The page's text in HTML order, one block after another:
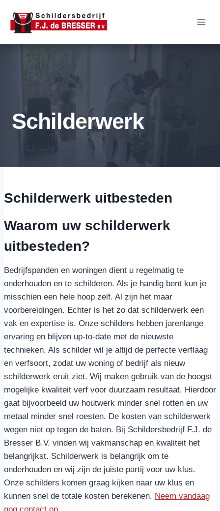
naar
inhoud
Schilderwerk
Schilderwerk uitbesteden
Waarom uw schilderwerk
uitbesteden?
Bedrijfspanden en woningen dient u regelmatig te
onderhouden en te schilderen. Als je handig bent kun je
misschien een hele hoop zelf. Al zijn het maar
voorbereidingen. Echter is het zo dat schilderwerk een
vak en expertise is. Onze schilders hebben jarenlange
ervaring en blijven up-to-date met de nieuwste
technieken. Als schilder wil je altijd de perfecte verflaag
en verfsoort, zodat uw woning of bedrijf als nieuw
schilderwerk eruit ziet. Wij maken gebruik van de hoogst
mogelijke kwaliteit verf voor duurzaam resultaat. Hierdoor
gaat bijvoorbeeld uw houtwerk minder snel rotten en uw
metaal minder snel roesten. De kosten van schilderwerk
wegen niet op tegen de baten. Bij Schildersbedrijf F.J. de
Bresser B.V. vinden wij vakmanschap en kwaliteit het
belangrijkst. Schilderwerk is belangrijk om te
onderhouden en wij zijn de juiste partij voor uw klus.
Onze schilders komen graag kijken naar uw klus en
kunnen snel de totale kosten berekenen. Neem vandaag